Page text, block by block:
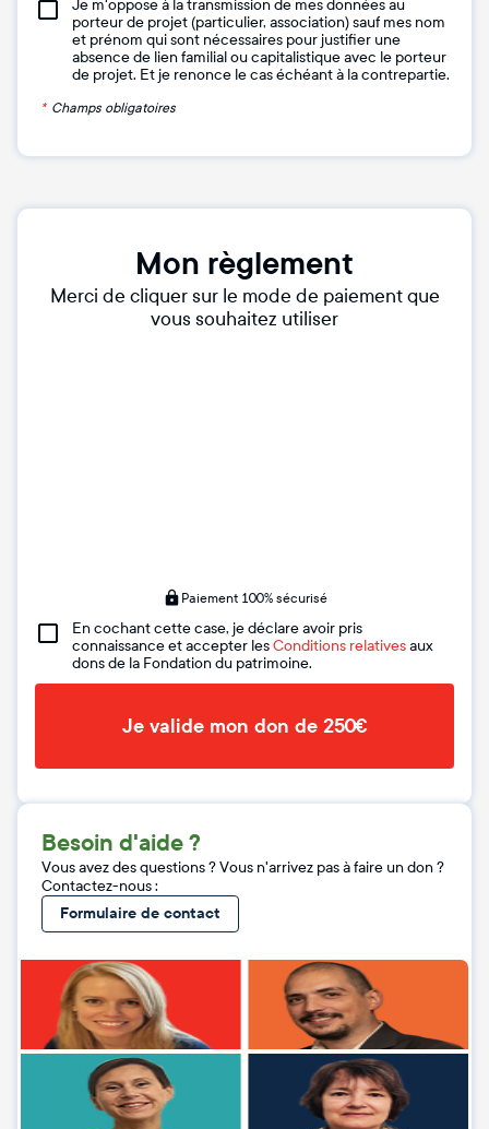
Je m'oppose à la transmission de mes données au
porteur de projet (particulier, association) sauf mes nom
et prénom qui sont nécessaires pour justifier une
absence de lien familial ou capitalistique avec le porteur
de projet. Et je renonce le cas échéant à la contrepartie.
* Champs obligatoires
Mon règlement
Merci de cliquer sur le mode de paiement que
vous souhaitez utiliser
Paiement 100% sécurisé
En cochant cette case, je déclare avoir pris
connaissance et accepter lesConditions relativesaux
dons de la Fondation du patrimoine.
Je valide mon don de 250€
Besoin d'aide ?
Vous avez des questions ? Vous n'arrivez pas à faire un don ?
Contactez-nous :
Formulaire de contact